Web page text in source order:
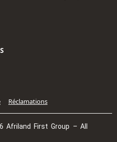
Afriland First Group – All
Réclamations